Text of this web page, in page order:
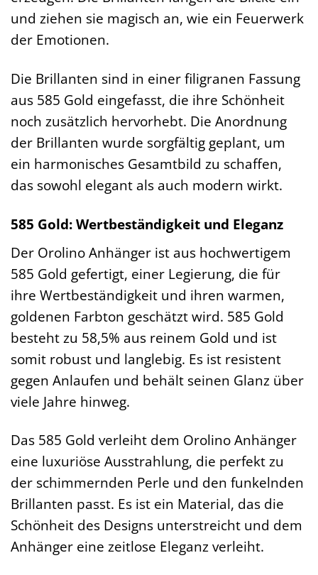
und ziehen sie magisch an, wie ein Feuerwerk
der Emotionen.
Die Brillanten sind in einer filigranen Fassung
aus 585 Gold eingefasst, die ihre Schönheit
noch zusätzlich hervorhebt. Die Anordnung
der Brillanten wurde sorgfältig geplant, um
ein harmonisches Gesamtbild zu schaffen,
das sowohl elegant als auch modern wirkt.
585 Gold: Wertbeständigkeit und Eleganz
Der Orolino Anhänger ist aus hochwertigem
585 Gold gefertigt, einer Legierung, die für
ihre Wertbeständigkeit und ihren warmen,
goldenen Farbton geschätzt wird. 585 Gold
besteht zu 58,5% aus reinem Gold und ist
somit robust und langlebig. Es ist resistent
gegen Anlaufen und behält seinen Glanz über
viele Jahre hinweg.
Das 585 Gold verleiht dem Orolino Anhänger
eine luxuriöse Ausstrahlung, die perfekt zu
der schimmernden Perle und den funkelnden
Brillanten passt. Es ist ein Material, das die
Schönheit des Designs unterstreicht und dem
Anhänger eine zeitlose Eleganz verleiht.